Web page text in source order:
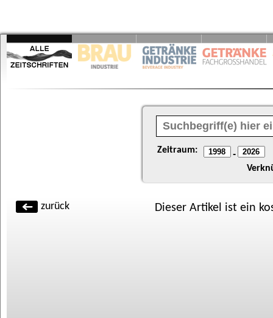
Zeitraum: -
zurück Dieser Artikel ist ein